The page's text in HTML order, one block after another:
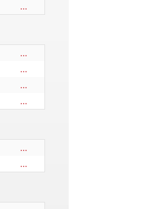
...
...
...
...
...
...
...